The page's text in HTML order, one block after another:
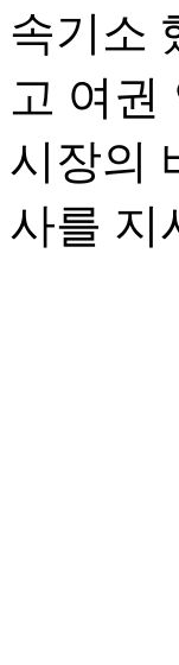
속기소
고 여권
시장의
사를 지